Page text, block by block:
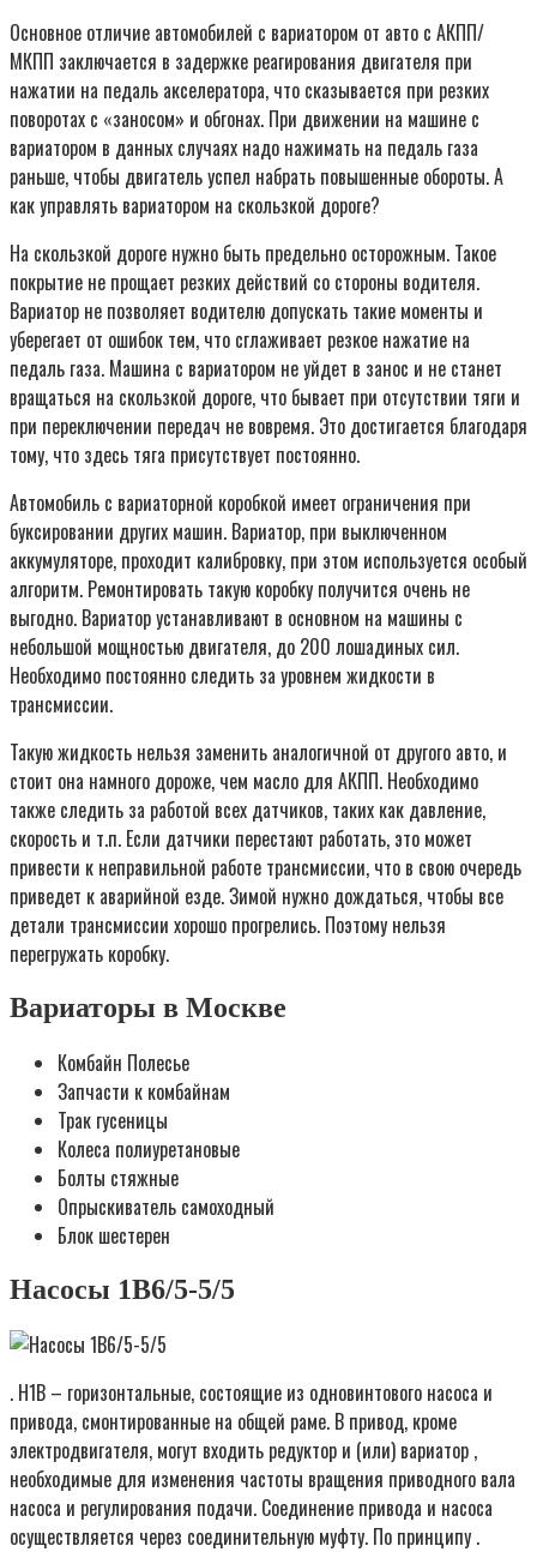
Основное отличие автомобилей с вариатором от авто с АКПП/
МКПП заключается в задержке реагирования двигателя при
нажатии на педаль акселератора, что сказывается при резких
поворотах с «заносом» и обгонах. При движении на машине с
вариатором в данных случаях надо нажимать на педаль газа
раньше, чтобы двигатель успел набрать повышенные обороты. А
как управлять вариатором на скользкой дороге?
На скользкой дороге нужно быть предельно осторожным. Такое
покрытие не прощает резких действий со стороны водителя.
Вариатор не позволяет водителю допускать такие моменты и
уберегает от ошибок тем, что сглаживает резкое нажатие на
педаль газа. Машина с вариатором не уйдет в занос и не станет
вращаться на скользкой дороге, что бывает при отсутствии тяги и
при переключении передач не вовремя. Это достигается благодаря
тому, что здесь тяга присутствует постоянно.
Автомобиль с вариаторной коробкой имеет ограничения при
буксировании других машин. Вариатор, при выключенном
аккумуляторе, проходит калибровку, при этом используется особый
алгоритм. Ремонтировать такую коробку получится очень не
выгодно. Вариатор устанавливают в основном на машины с
небольшой мощностью двигателя, до 200 лошадиных сил.
Необходимо постоянно следить за уровнем жидкости в
трансмиссии.
Такую жидкость нельзя заменить аналогичной от другого авто, и
стоит она намного дороже, чем масло для АКПП. Необходимо
также следить за работой всех датчиков, таких как давление,
скорость и т.п. Если датчики перестают работать, это может
привести к неправильной работе трансмиссии, что в свою очередь
приведет к аварийной езде. Зимой нужно дождаться, чтобы все
детали трансмиссии хорошо прогрелись. Поэтому нельзя
перегружать коробку.
Вариаторы в Москве
Комбайн Полесье
Запчасти к комбайнам
Трак гусеницы
Колеса полиуретановые
Болты стяжные
Опрыскиватель самоходный
Блок шестерен
Насосы 1В6/5-5/5
. Н1В – горизонтальные, состоящие из одновинтового насоса и
привода, смонтированные на общей раме. В привод, кроме
электродвигателя, могут входить редуктор и (или) вариатор ,
необходимые для изменения частоты вращения приводного вала
насоса и регулирования подачи. Соединение привода и насоса
осуществляется через соединительную муфту. По принципу .